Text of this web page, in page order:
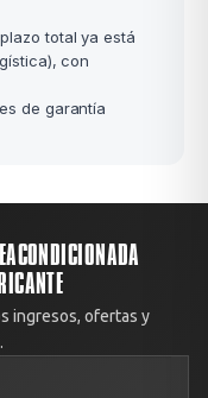
total ya está
con
de garantía
ingresos, ofertas y